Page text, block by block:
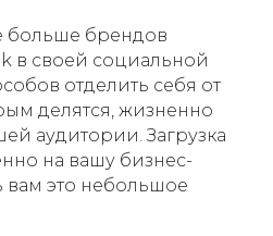
больше брендов
в своей социальной
отделить себя от
делятся, жизненно
аудитории. Загрузка
на вашу бизнес-
вам это небольшое